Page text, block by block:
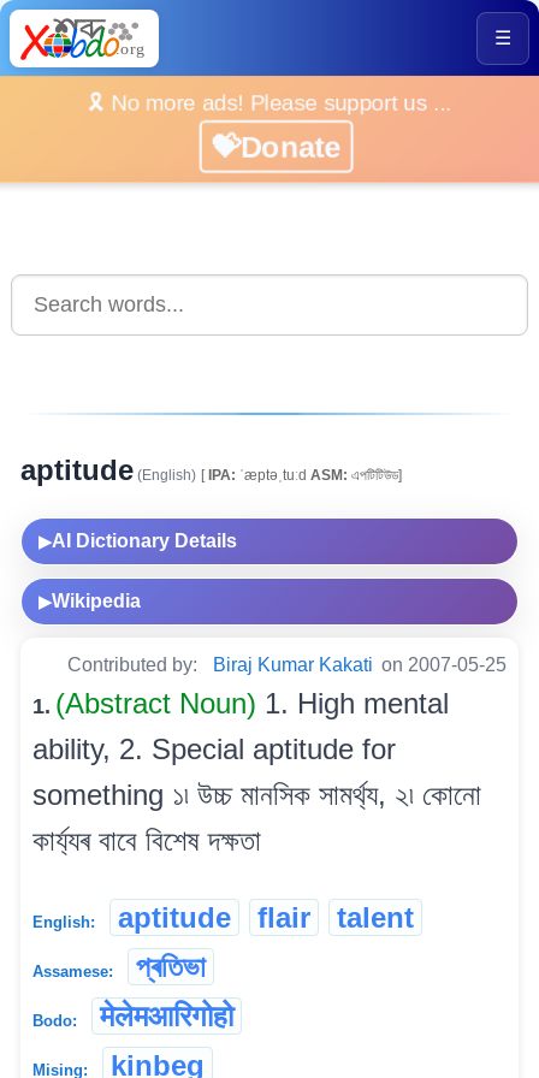
☰
🎗️ No more ads! Please support us ...
💝Donate
aptitude (English) [IPA: ˈæptəˌtuːd ASM: এপটিটিউড]
▶AI Dictionary Details
▶Wikipedia
Contributed by: Biraj Kumar Kakati on 2007-05-25
1. (Abstract Noun) 1. High mental
ability, 2. Special aptitude for
something ১৷ উচ্চ মানসিক সামৰ্থ্য, ২৷ কোনো
কাৰ্য্যৰ বাবে বিশেষ দক্ষতা
English: aptitude flair talent
Assamese: প্ৰতিভা
Bodo: मेलेमआरिगोहो
Mising: kinbeg